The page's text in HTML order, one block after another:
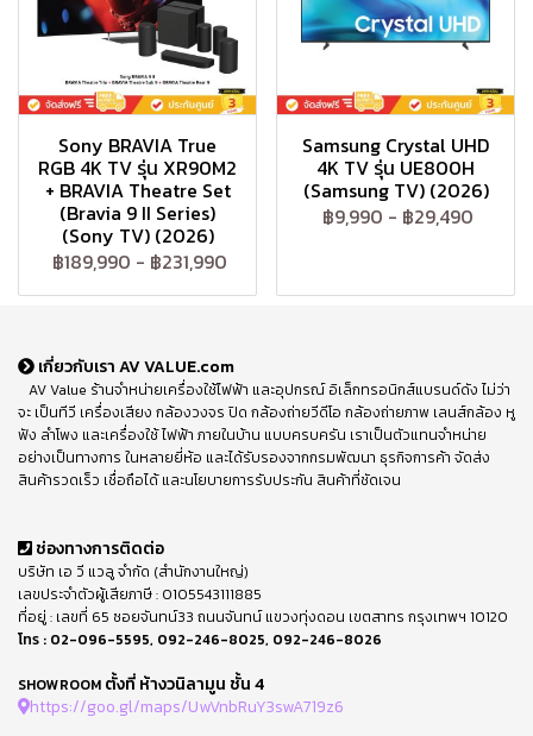
Sony BRAVIA True
RGB 4K TV รุ่น XR90M2
+ BRAVIA Theatre Set
(Bravia 9 II Series)
(Sony TV) (2026)
฿189,990 - ฿231,990
Samsung Crystal UHD
4K TV รุ่น UE800H
(Samsung TV) (2026)
฿9,990 - ฿29,490
เกี่ยวกับเรา AV VALUE.com
AV Value ร้านจำหน่ายเครื่องใช้ไฟฟ้า และอุปกรณ์ อิเล็กทรอนิกส์แบรนด์ดัง ไม่ว่า
จะ เป็นทีวี เครื่องเสียง กล้องวงจร ปิด กล้องถ่ายวีดีโอ กล้องถ่ายภาพ เลนส์กล้อง หู
ฟัง ลำโพง และเครื่องใช้ ไฟฟ้า ภายในบ้าน แบบครบครัน เราเป็นตัวแทนจำหน่าย
อย่างเป็นทางการ ในหลายยี่ห้อ และได้รับรองจากกรมพัฒนา ธุรกิจการค้า จัดส่ง
สินค้ารวดเร็ว เชื่อถือได้ และนโยบายการรับประกัน สินค้าที่ชัดเจน
ช่องทางการติดต่อ
บริษัท เอ วี แวลู จำกัด (สำนักงานใหญ่)
เลขประจำตัวผู้เสียภาษี : 0105543111885
ที่อยู่ : เลขที่ 65 ซอยจันทน์33 ถนนจันทน์ แขวงทุ่งดอน เขตสาทร กรุงเทพฯ 10120
โทร : 02-096-5595, 092-246-8025, 092-246-8026
SHOWROOM ตั้งที่ ห้างวนิลามูน ชั้น 4
https://goo.gl/maps/UwVnbRuY3swA719z6